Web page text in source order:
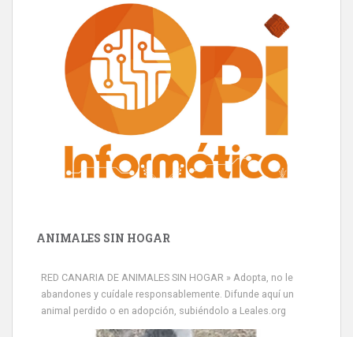
ANIMALES SIN HOGAR
RED CANARIA DE ANIMALES SIN HOGAR » Adopta, no le
abandones y cuídale responsablemente. Difunde aquí un
animal perdido o en adopción, subiéndolo a Leales.org